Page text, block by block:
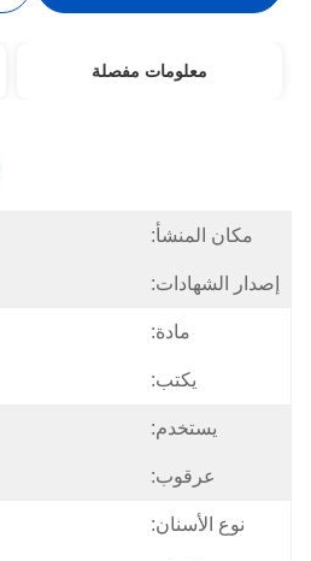
معلومات مفصلة
مكان المنشأ:
إصدار الشهادات:
مادة:
يكتب:
يستخدم:
عرقوب:
نوع الأسنان: